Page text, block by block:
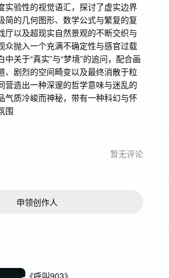
实验性的视觉语汇，探讨了虚实边界
简的几何图形、数学公式与繁复的复
厅以及超现实自然景观的不断交织与
众抛入一个充满不确定性与感官过载
关于“真实”与“梦境”的追问，配合画
、剧烈的空间畸变以及最终消散于粒
营造出一种深邃的哲学意味与迷乱的
气质冷峻而神秘，带有一种科幻与怀
围
暂无评论
申领创作人
《呼叫903》